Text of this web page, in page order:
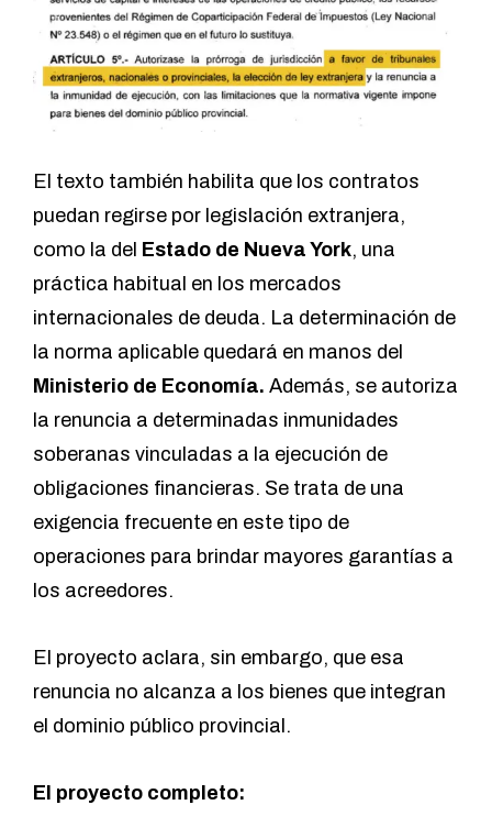
El texto también habilita que los contratos
puedan regirse por legislación extranjera,
como la del Estado de Nueva York, una
práctica habitual en los mercados
internacionales de deuda. La determinación de
la norma aplicable quedará en manos del
Ministerio de Economía. Además, se autoriza
la renuncia a determinadas inmunidades
soberanas vinculadas a la ejecución de
obligaciones financieras. Se trata de una
exigencia frecuente en este tipo de
operaciones para brindar mayores garantías a
los acreedores.
El proyecto aclara, sin embargo, que esa
renuncia no alcanza a los bienes que integran
el dominio público provincial.
El proyecto completo: